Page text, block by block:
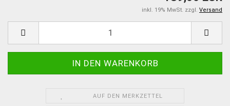
inkl. 19% MwSt. zzgl. Versand
AUF DEN MERKZETTEL